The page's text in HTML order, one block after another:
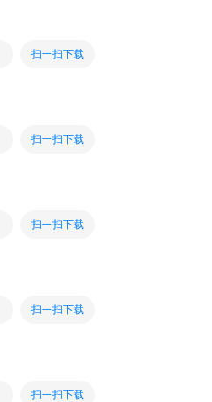
扫一扫下载
扫一扫下载
扫一扫下载
扫一扫下载
扫一扫下载